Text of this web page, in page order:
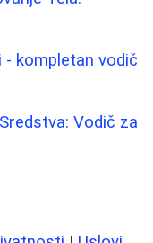
kompletan vodič
Vodič za